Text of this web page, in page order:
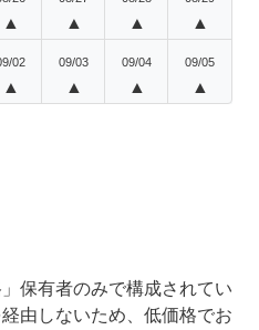
▲ ▲ ▲ ▲
02
▲
09/03
▲
09/04
▲
09/05
▲
保有者のみで構成されてい
由しないため、低価格でお